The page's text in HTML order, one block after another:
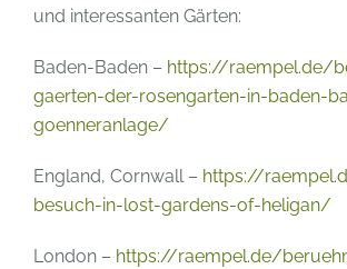
und interessanten Gärten:
Baden-Baden – https://raempel.de/
gaerten-der-rosengarten-in-baden-
goenneranlage/
England, Cornwall – https://
besuch-in-lost-gardens-of-heligan/
London – https://raempel.de/